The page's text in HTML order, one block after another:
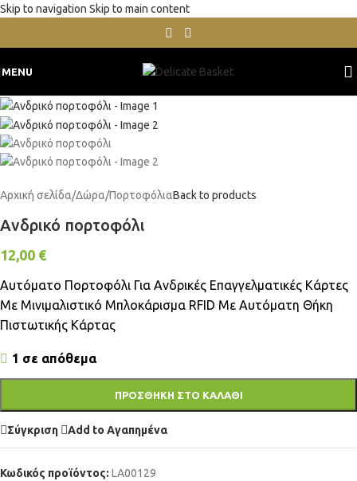
Skip to navigation Skip to main content
MENU
Αρχική σελίδα/Δώρα/ΠορτοφόλιαBack to products
Ανδρικό πορτοφόλι
12,00 €
Αυτόματο Πορτοφόλι Για Ανδρικές Επαγγελματικές Κάρτες
Με Μινιμαλιστικό Μπλοκάρισμα RFID Με Αυτόματη Θήκη
Πιστωτικής Κάρτας
1 σε απόθεμα
ΠΡΟΣΘΉΚΗ ΣΤΟ ΚΑΛΆΘΙ
Σύγκριση Add to Αγαπημένα
Κωδικός προϊόντος: LA00129